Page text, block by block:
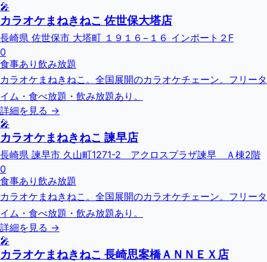
🎤
カラオケまねきねこ 佐世保大塔店
長崎県 佐世保市 大塔町 １９１６−１６ インポート２F
0
食事あり 飲み放題
カラオケまねきねこ。全国展開のカラオケチェーン。フリータ
イム・食べ放題・飲み放題あり。
詳細を見る →
🎤
カラオケまねきねこ 諫早店
長崎県 諫早市 久山町1271-2 アクロスプラザ諫早 Ａ棟2階
0
食事あり 飲み放題
カラオケまねきねこ。全国展開のカラオケチェーン。フリータ
イム・食べ放題・飲み放題あり。
詳細を見る →
🎤
カラオケまねきねこ 長崎思案橋ＡＮＮＥＸ店